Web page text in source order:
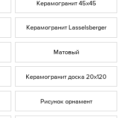
Керамогранит 45х45
Керамогранит Lasselsberger
Матовый
Керамогранит доска 20x120
Рисунок орнамент